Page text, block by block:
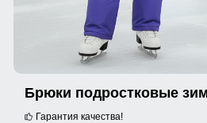
Гарантия качества!